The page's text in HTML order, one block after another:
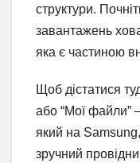
структури.
завантажень
яка є частиною
Щоб дістатися
або “Мої файли”
який на
зручний